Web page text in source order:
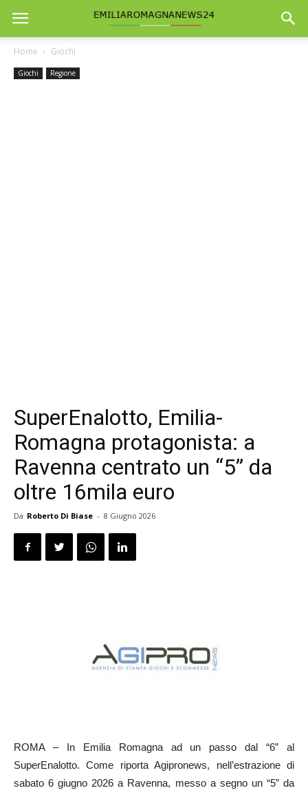
Home Giochi
Giochi Regione
SuperEnalotto, Emilia-
Romagna protagonista: a
Ravenna centrato un “5” da
oltre 16mila euro
Da Roberto Di Biase - 8 Giugno 2026
ROMA – In Emilia Romagna ad un passo dal “6” al
SuperEnalotto. Come riporta Agipronews, nell’estrazione di
sabato 6 giugno 2026 a Ravenna, messo a segno un “5” da